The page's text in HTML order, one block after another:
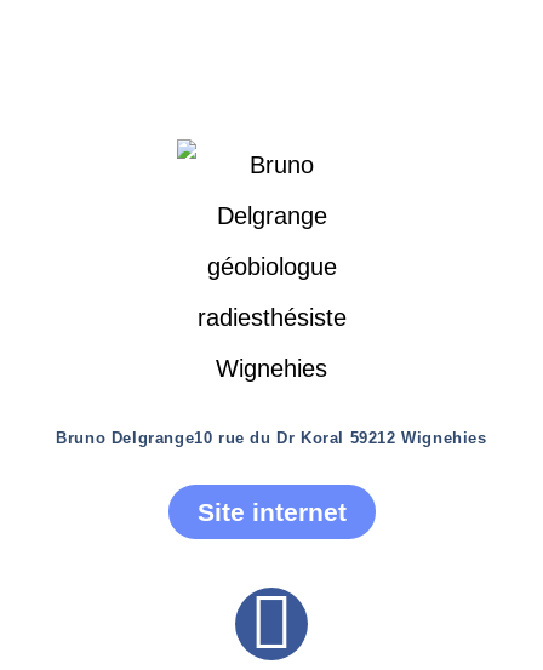
Bruno Delgrange10 rue du Dr Koral 59212 Wignehies
Site internet